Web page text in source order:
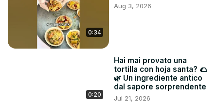
0:34
Aug 3, 2026
0:20
Hai mai provato una
tortilla con hoja santa? 🌮
🌿 Un ingrediente antico
dal sapore sorprendente
Jul 21, 2026